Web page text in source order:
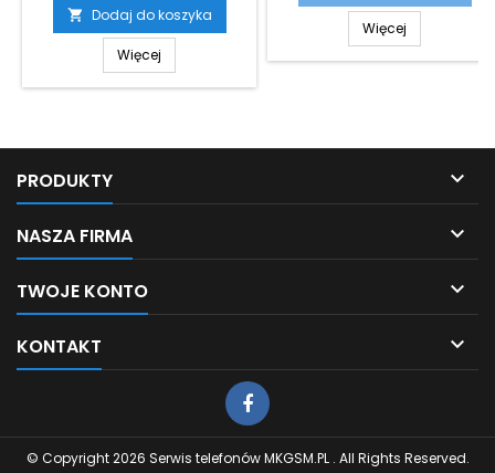
 Dodaj do koszyka
Więcej
Więcej
PRODUKTY 
NASZA FIRMA 
TWOJE KONTO 
KONTAKT 
© Copyright 2026 Serwis telefonów MKGSM.PL . All Rights Reserved.